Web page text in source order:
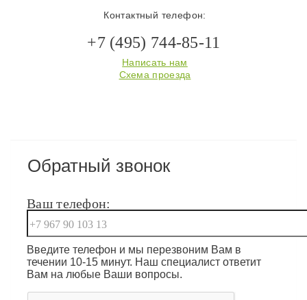
Контактный телефон:
+7 (495) 744-85-11
Написать нам
Схема проезда
Обратный звонок
Ваш телефон:
Введите телефон и мы перезвоним Вам в
течении 10-15 минут. Наш специалист ответит
Вам на любые Ваши вопросы.